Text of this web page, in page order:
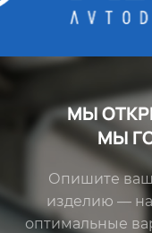
МЫ
МЫ
Опишите
изделию —
оптимальные